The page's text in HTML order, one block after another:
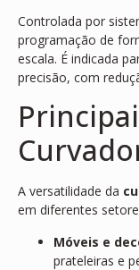
Controlada por
programação de
escala. É indicada
precisão, com
A versatilidade da
em diferentes
Móveis e
prateleiras e